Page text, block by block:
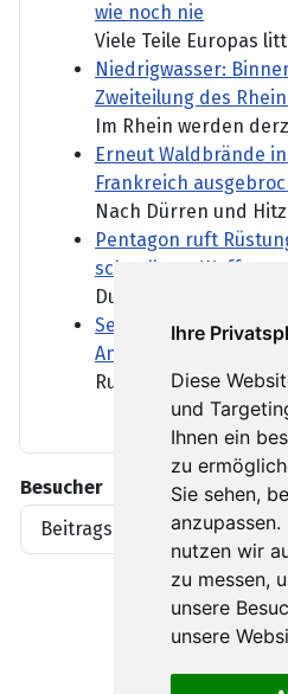
Ihre
Diese
und
Ihnen ein
zu
Sie sehen,
nutzen wir
zu messen,
unsere
unsere
wie noch nie
Viele Teile Europas
Niedrigwasser:
Zweiteilung des
Im Rhein werden
Erneut Waldbrände
Frankreich
Nach Dürren und
Pentagon ruft
schnellerer
Durch den Iran-Krieg
Selenskyj droht mit
Antwort" auf
Russland hat am
Besucher
Beitragsaufrufe